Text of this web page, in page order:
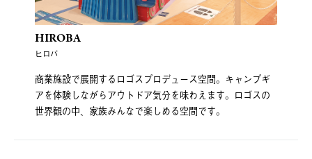
HIROBA
ヒロバ
商業施設で展開するロゴスプロデュース空間。キャンプギ
アを体験しながらアウトドア気分を味わえます。ロゴスの
世界観の中、家族みんなで楽しめる空間です。